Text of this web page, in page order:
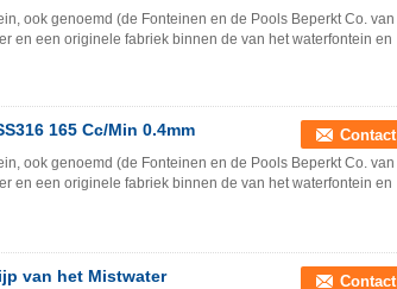
ook genoemd (de Fonteinen en de Pools Beperkt Co. van
en een originele fabriek binnen de van het waterfontein en
165 Cc/Min 0.4mm Contact
ook genoemd (de Fonteinen en de Pools Beperkt Co. van
en een originele fabriek binnen de van het waterfontein en
van het Mistwater Contact